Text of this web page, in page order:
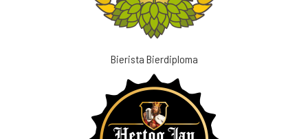
Bierista Bierdiploma